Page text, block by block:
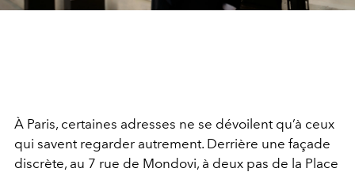
À Paris, certaines adresses ne se dévoilent qu’à ceux
qui savent regarder autrement. Derrière une façade
discrète, au 7 rue de Mondovi, à deux pas de la Place